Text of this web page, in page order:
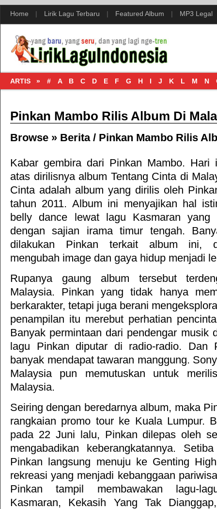
Home | Lirik Lagu Terbaru | Featured Album | MP3 Legal
ARTIS » # A B C D E F G H I J K L M N
Pinkan Mambo Rilis Album Di
Browse » Berita/ Pinkan Mambo Rilis
Kabar gembira dari Pinkan Mambo. Hari
atas dirilisnya album Tentang Cinta di
Cinta adalah album yang dirilis oleh
tahun 2011. Album ini menyajikan hal
belly dance lewat lagu Kasmaran yang
dengan sajian irama timur tengah.
dilakukan Pinkan terkait album ini,
mengubah image dan gaya hidup menjadi
Rupanya gaung album tersebut
Malaysia. Pinkan yang tidak hanya
berkarakter, tetapi juga berani
penampilan itu merebut perhatian
Banyak permintaan dari pendengar musik
lagu Pinkan diputar di radio-radio. Dan
banyak mendapat tawaran manggung.
Malaysia pun memutuskan untuk
Malaysia.
Seiring dengan beredarnya album, maka
rangkaian promo tour ke Kuala Lumpur.
pada 22 Juni lalu, Pinkan dilepas oleh
mengabadikan keberangkatannya.
Pinkan langsung menuju ke Genting
rekreasi yang menjadi kebanggaan
Pinkan tampil membawakan lagu-
Kasmaran, Kekasih Yang Tak